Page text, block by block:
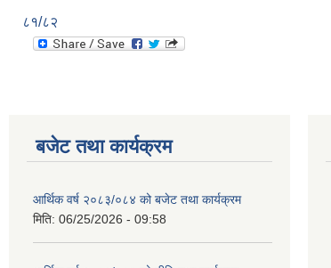
८१/८२
बजेट तथा कार्यक्रम
आर्थिक वर्ष २०८३/०८४ को बजेट तथा कार्यक्रम
मिति: 06/25/2026 - 09:58